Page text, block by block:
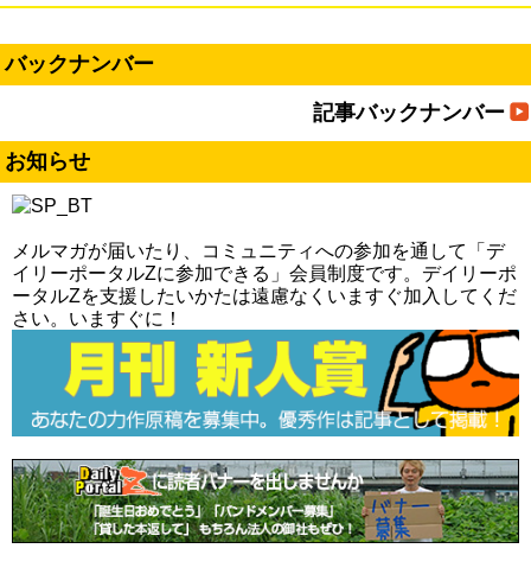
バックナンバー
記事バックナンバー
お知らせ
メルマガが届いたり、コミュニティへの参加を通して「デ
イリーポータルZに参加できる」会員制度です。デイリーポ
ータルZを支援したいかたは遠慮なくいますぐ加入してくだ
さい。いますぐに！